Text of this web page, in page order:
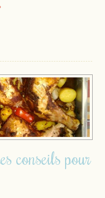
conseils pour